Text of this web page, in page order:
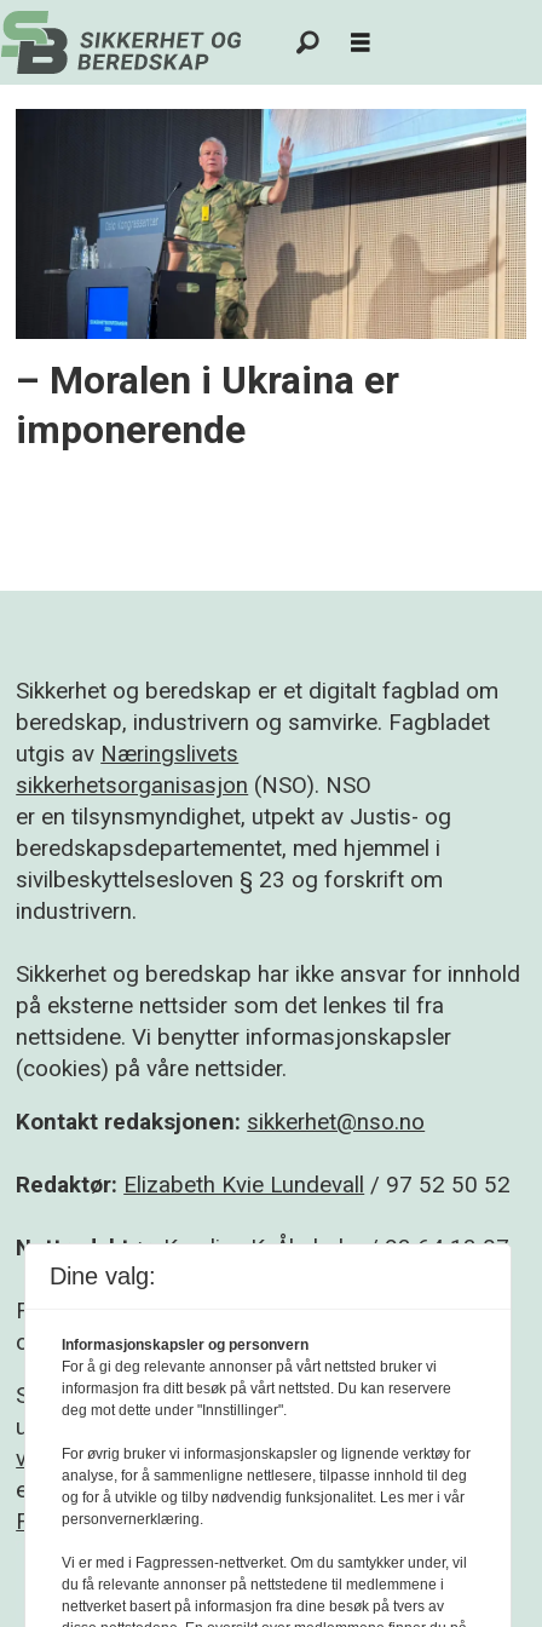
eystein
kvarving
– Moralen i Ukraina er
imponerende
Sikkerhet og beredskap er et digitalt fagblad om
beredskap, industrivern og samvirke. Fagbladet
utgis av Næringslivets
sikkerhetsorganisasjon (NSO). NSO
er en tilsynsmyndighet, utpekt av Justis- og
beredskapsdepartementet, med hjemmel i
sivilbeskyttelsesloven § 23 og forskrift om
industrivern.
Sikkerhet og beredskap har ikke ansvar for innhold
på eksterne nettsider som det lenkes til fra
nettsidene. Vi benytter informasjonskapsler
(cookies) på våre nettsider.
Kontakt redaksjonen: sikkerhet@nso.no
Redaktør: Elizabeth Kvie Lundevall / 97 52 50 52
Nettredaktør: Karoline K. Åbyholm/ 93 64 13 07
Følg gjerne Sikkerhet og beredskap på
og
Linkedin.
Sikkerhet og beredskap er et redaksjonelt
uavhengig fagblad som redigeres etter
varsom-plakatenogRedaktørplakaten. Fagbladet
er medlem av
Fagpressen
Dine valg:
Informasjonskapsler og personvern
For å gi deg relevante annonser på vårt nettsted bruker vi
informasjon fra ditt besøk på vårt nettsted. Du kan reservere
deg mot dette under "Innstillinger".
For øvrig bruker vi informasjonskapsler og lignende verktøy for
analyse, for å sammenligne nettlesere, tilpasse innhold til deg
og for å utvikle og tilby nødvendig funksjonalitet. Les mer i vår
personvernerklæring.
Vi er med i Fagpressen-nettverket. Om du samtykker under, vil
du få relevante annonser på nettstedene til medlemmene i
nettverket basert på informasjon fra dine besøk på tvers av